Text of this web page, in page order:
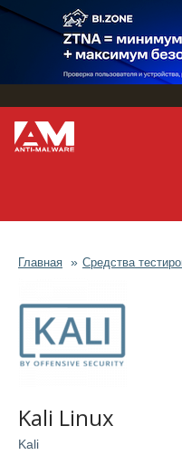
Перейти
основному
Главная Средства
Kali Linux
Kali